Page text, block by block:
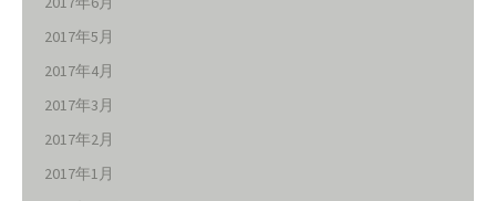
2017年5月
2017年4月
2017年3月
2017年2月
2017年1月